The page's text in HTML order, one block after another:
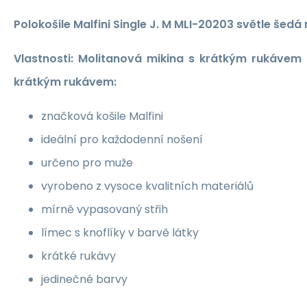
Polokošile Malfini Single J. M MLI-20203 světle šedá
Vlastnosti: Molitanová mikina s krátkým
krátkým rukávem:
značková košile Malfini
ideální pro každodenní nošení
určeno pro muže
vyrobeno z vysoce kvalitních materiálů
mírně vypasovaný střih
límec s knoflíky v barvě látky
krátké rukávy
jedinečné barvy